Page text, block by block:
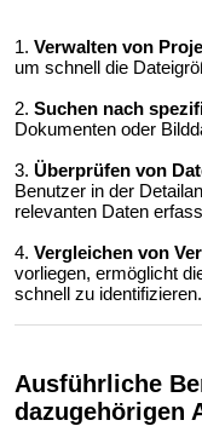
1. Verwalten von
um schnell die
2. Suchen nach
Dokumenten oder
3. Überprüfen von
Benutzer in der
relevanten Daten
4. Vergleichen von
vorliegen, ermöglicht
schnell zu identifizieren.
Ausführliche
dazugehörigen